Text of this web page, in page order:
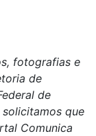
fotografias e
de
de
que
Comunica